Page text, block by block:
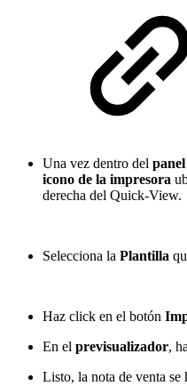
Una vez dentro del
icono de la impresora
derecha del Quick-View.
Selecciona la Plantilla
Haz click en el botón
En el previsualizador,
Listo, la nota de venta se